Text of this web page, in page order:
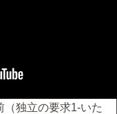
（独立の要求1-いた